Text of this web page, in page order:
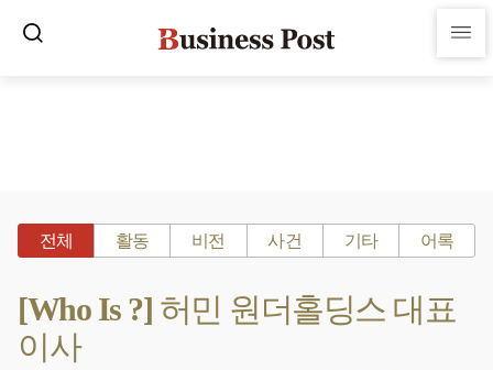
전체 활동 비전 사건 기타 어록
[Who Is ?] 허민 원더홀딩스 대표
이사